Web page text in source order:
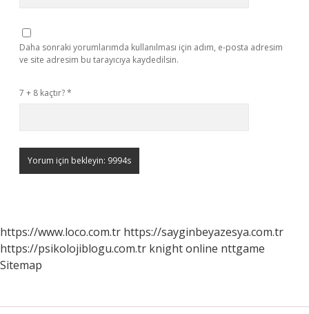
Daha sonraki yorumlarımda kullanılması için adım, e-posta adresim
ve site adresim bu tarayıcıya kaydedilsin.
7 + 8 kaçtır?*
https://www.loco.com.tr https://sayginbeyazesya.com.tr
https://psikolojiblogu.com.tr knight online nttgame
Sitemap